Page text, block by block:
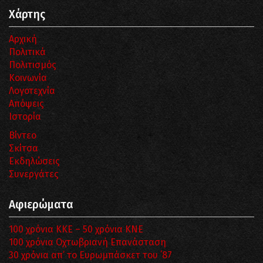
Χάρτης
Αρχική
Πολιτικά
Πολιτισμός
Κοινωνία
Λογοτεχνία
Απόψεις
Ιστορία
Βίντεο
Σκίτσα
Εκδηλώσεις
Συνεργάτες
Αφιερώματα
100 χρόνια ΚΚΕ – 50 χρόνια ΚΝΕ
100 χρόνια Οχτωβριανή Επανάσταση
30 χρόνια απ’ το Ευρωμπάσκετ του ΄87